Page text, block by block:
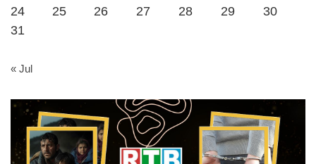
24
25 26 27 28 29
30
31
« Jul